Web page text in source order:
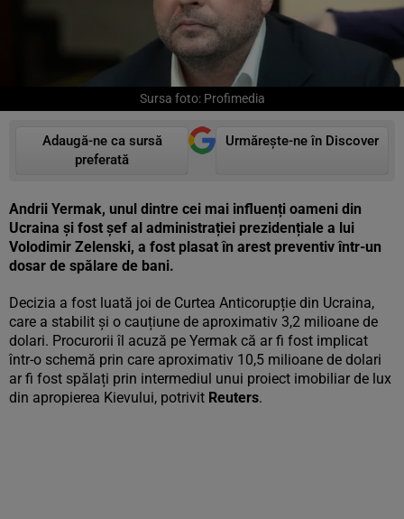
Sursa foto: Profimedia
Adaugă-ne ca sursă
preferată
Urmărește-ne în Discover
Andrii Yermak, unul dintre cei mai influenți oameni din
Ucraina și fost șef al administrației prezidențiale a lui
Volodimir Zelenski, a fost plasat în arest preventiv într-un
dosar de spălare de bani.
Decizia a fost luată joi de Curtea Anticorupție din Ucraina,
care a stabilit și o cauțiune de aproximativ 3,2 milioane de
dolari. Procurorii îl acuză pe Yermak că ar fi fost implicat
într-o schemă prin care aproximativ 10,5 milioane de dolari
ar fi fost spălați prin intermediul unui proiect imobiliar de lux
din apropierea Kievului, potrivit Reuters.